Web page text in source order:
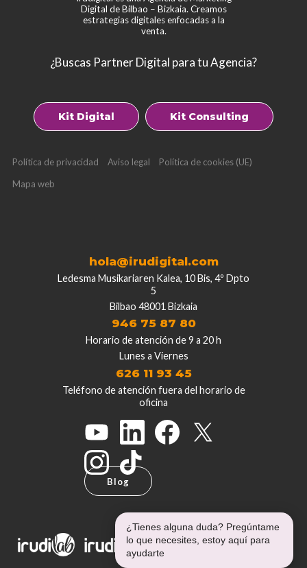
Digital de Bilbao – Bizkaia. Creamos
estrategias digitales enfocadas a la
venta.
¿Buscas Partner Digital para tu Agencia?
Kit Digital Kit Consulting
Política de privacidad Aviso legal
Política de cookies (UE)
Mapa web
hola@irudigital.com
Ledesma Musikariaren Kalea, 10 Bis, 4º Dpto
5
Bilbao 48001 Bizkaia
946 75 87 80
Horario de atención de 9 a 20 h
Lunes a Viernes
626 11 93 45
Teléfono de atención fuera del horario de
oficina
Blog
¿Tienes alguna duda? Pregúntame
lo que necesites, estoy aquí para
ayudarte